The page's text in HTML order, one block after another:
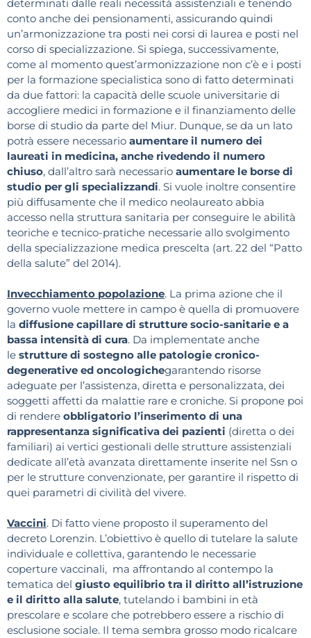
determinati dalle reali necessità assistenziali e tenendo
conto anche dei pensionamenti, assicurando quindi
un’armonizzazione tra posti nei corsi di laurea e posti nel
corso di specializzazione. Si spiega, successivamente,
come al momento quest’armonizzazione non c’è e i posti
per la formazione specialistica sono di fatto determinati
da due fattori: la capacità delle scuole universitarie di
accogliere medici in formazione e il finanziamento delle
borse di studio da parte del Miur. Dunque, se da un lato
potrà essere necessario aumentare il numero dei
laureati in medicina, anche rivedendo il numero
chiuso, dall’altro sarà necessario aumentare le borse di
studio per gli specializzandi. Si vuole inoltre consentire
più diffusamente che il medico neolaureato abbia
accesso nella struttura sanitaria per conseguire le abilità
teoriche e tecnico-pratiche necessarie allo svolgimento
della specializzazione medica prescelta (art. 22 del “Patto
della salute” del 2014).
Invecchiamento popolazione. La prima azione che il
governo vuole mettere in campo è quella di promuovere
la diffusione capillare di strutture socio-sanitarie e a
bassa intensità di cura. Da implementate anche
le strutture di sostegno alle patologie cronico-
degenerative ed oncologichegarantendo risorse
adeguate per l’assistenza, diretta e personalizzata, dei
soggetti affetti da malattie rare e croniche. Si propone poi
di rendere obbligatorio l’inserimento di una
rappresentanza significativa dei pazienti (diretta o dei
familiari) ai vertici gestionali delle strutture assistenziali
dedicate all’età avanzata direttamente inserite nel Ssn o
per le strutture convenzionate, per garantire il rispetto di
quei parametri di civilità del vivere.
Vaccini. Di fatto viene proposto il superamento del
decreto Lorenzin. L’obiettivo è quello di tutelare la salute
individuale e collettiva, garantendo le necessarie
coperture vaccinali, ma affrontando al contempo la
tematica del giusto equilibrio tra il diritto all’istruzione
e il diritto alla salute, tutelando i bambini in età
prescolare e scolare che potrebbero essere a rischio di
esclusione sociale. Il tema sembra grosso modo ricalcare